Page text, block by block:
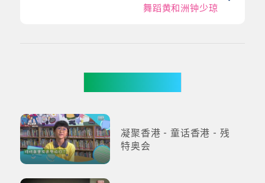
舞蹈黄和洲钟少琼
凝聚香港 - 童话香港 - 残
特奥会